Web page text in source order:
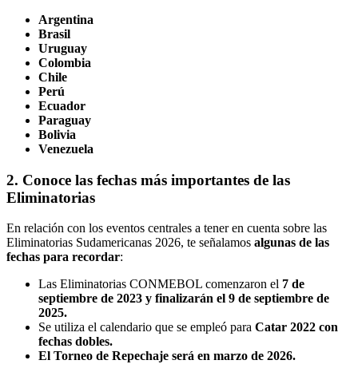
Argentina
Brasil
Uruguay
Colombia
Chile
Perú
Ecuador
Paraguay
Bolivia
Venezuela
2. Conoce las fechas más importantes de las
Eliminatorias
En relación con los eventos centrales a tener en cuenta sobre las
Eliminatorias Sudamericanas 2026, te señalamos algunas de las
fechas para recordar:
Las Eliminatorias CONMEBOL comenzaron el 7 de
septiembre de 2023 y finalizarán el 9 de septiembre de
2025.
Se utiliza el calendario que se empleó para Catar 2022 con
fechas dobles.
El Torneo de Repechaje será en marzo de 2026.